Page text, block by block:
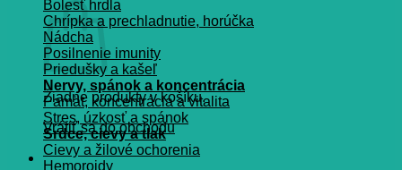
Žiadne produkty v košíku.
Vrátiť sa do obchodu
Bolesť hrdla
Chrípka a prechladnutie, horúčka
Nádcha
Posilnenie imunity
Priedušky a kašeľ
Nervy, spánok a koncentrácia
Pamät, koncentrácia a vitalita
Stres, úzkosť a spánok
Srdce, cievy a tlak
Cievy a žilové ochorenia
Hemoroidy